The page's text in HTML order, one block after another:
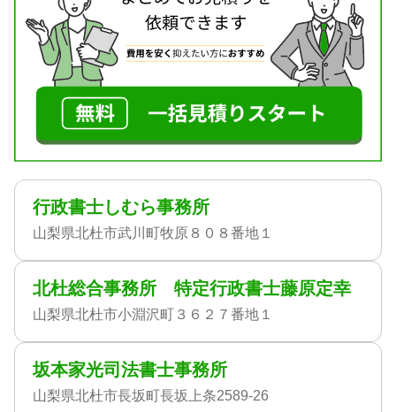
行政書士しむら事務所
山梨県北杜市武川町牧原８０８番地１
北杜総合事務所 特定行政書士藤原定幸
山梨県北杜市小淵沢町３６２７番地１
坂本家光司法書士事務所
山梨県北杜市長坂町長坂上条2589-26